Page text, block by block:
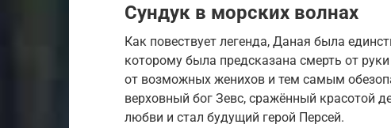
Сундук в морских волнах
Как повествует легенда, Даная была
которому была предсказана смерть от
от возможных женихов и тем самым
верховный бог Зевс, сражённый красотой
любви и стал будущий герой Персей.